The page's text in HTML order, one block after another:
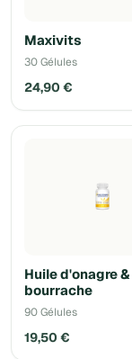
Maxivits
30 Gélules
24,90 €
Huile d'onagre &
bourrache
90 Gélules
19,50 €